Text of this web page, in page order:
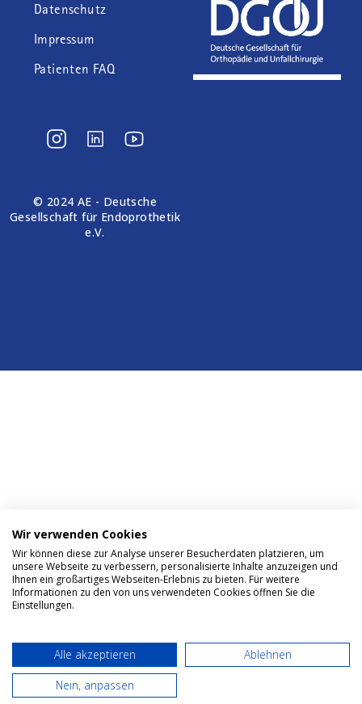
Datenschutz
Impressum
Patienten FAQ
© 2024 AE - Deutsche
Gesellschaft für Endoprothetik
e.V.
Wir verwenden Cookies
Wir können diese zur Analyse unserer Besucherdaten platzieren, um
unsere Webseite zu verbessern, personalisierte Inhalte anzuzeigen und
Ihnen ein großartiges Webseiten-Erlebnis zu bieten. Für weitere
Informationen zu den von uns verwendeten Cookies öffnen Sie die
Einstellungen.
Alle akzeptieren
Ablehnen
Nein, anpassen